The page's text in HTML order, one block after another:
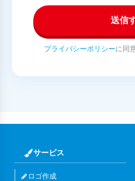
送信
プライバシーポリシーに同
サービス
ロゴ作成